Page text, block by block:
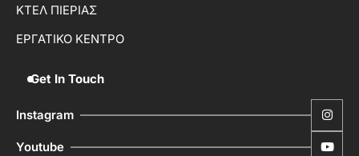
ΚΤΕΛ ΠΙΕΡΙΑΣ
ΕΡΓΑΤΙΚΟ ΚΕΝΤΡΟ
Get In Touch
Instagram
Youtube